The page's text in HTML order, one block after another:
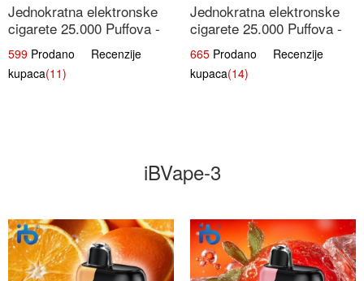
Jednokratna elektronske
cigarete 25.000 Puffova -
Kupina & Borovnica |
Šumska Voćna Mješavina
599 Prodano Recenzije
kupaca(11)
Jednokratna elektronske
cigarete 25.000 Puffova -
Jagodni Sladoled |
Kremasta Slatka Okus
665 Prodano Recenzije
kupaca(14)
iBVape-3